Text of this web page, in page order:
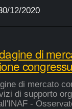
12/2020
di
di mercato
di supporto
-